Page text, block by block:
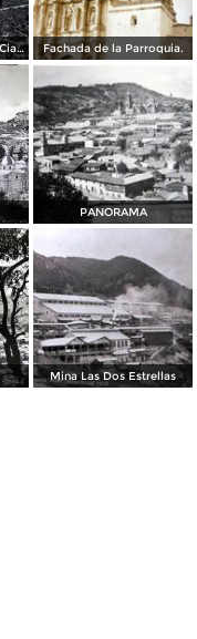
Molino El Cedro de la Cia. minera Las dos Estrellas Fachada de la Parroquia.
PANORAMA
Mina Las Dos Estrellas